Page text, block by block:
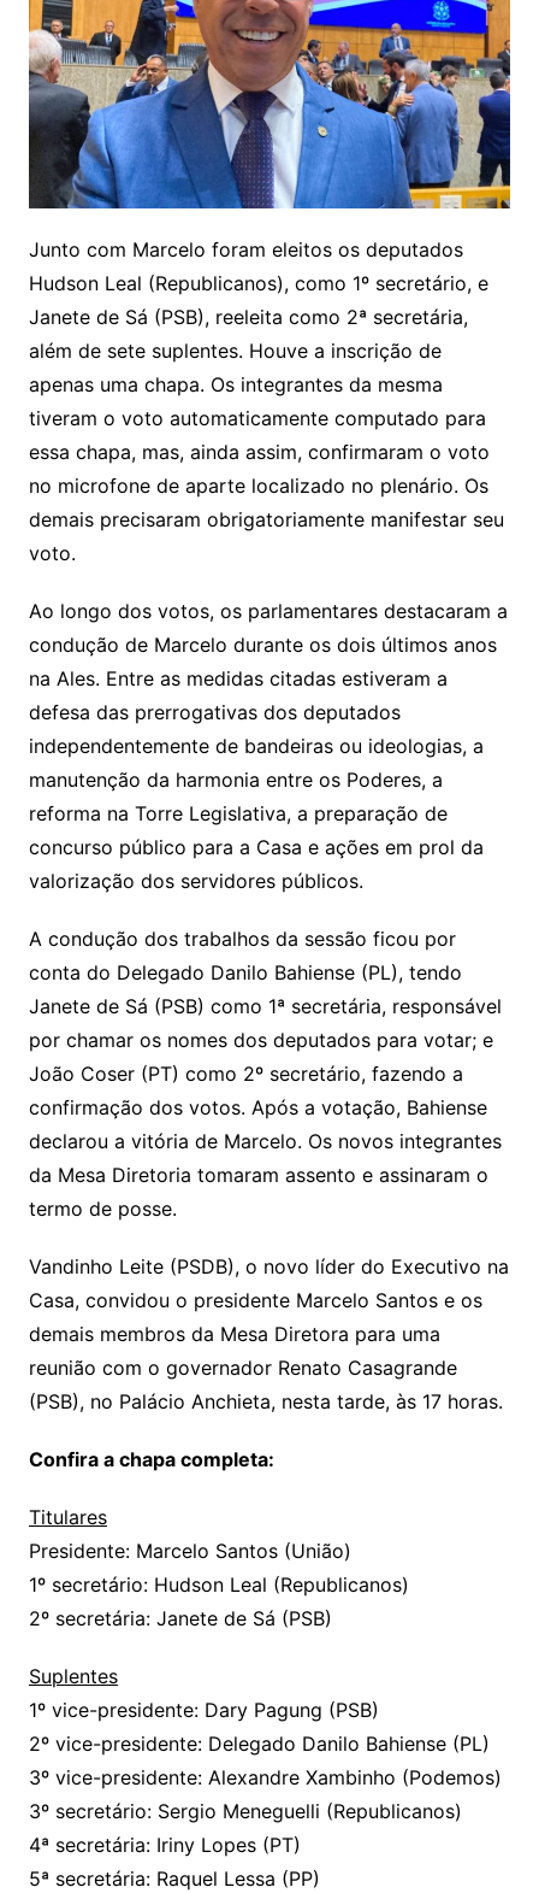
Junto com Marcelo foram eleitos os deputados
Hudson Leal (Republicanos), como 1º secretário, e
Janete de Sá (PSB), reeleita como 2ª secretária,
além de sete suplentes. Houve a inscrição de
apenas uma chapa. Os integrantes da mesma
tiveram o voto automaticamente computado para
essa chapa, mas, ainda assim, confirmaram o voto
no microfone de aparte localizado no plenário. Os
demais precisaram obrigatoriamente manifestar seu
voto.
Ao longo dos votos, os parlamentares destacaram a
condução de Marcelo durante os dois últimos anos
na Ales. Entre as medidas citadas estiveram a
defesa das prerrogativas dos deputados
independentemente de bandeiras ou ideologias, a
manutenção da harmonia entre os Poderes, a
reforma na Torre Legislativa, a preparação de
concurso público para a Casa e ações em prol da
valorização dos servidores públicos.
A condução dos trabalhos da sessão ficou por
conta do Delegado Danilo Bahiense (PL), tendo
Janete de Sá (PSB) como 1ª secretária, responsável
por chamar os nomes dos deputados para votar; e
João Coser (PT) como 2º secretário, fazendo a
confirmação dos votos. Após a votação, Bahiense
declarou a vitória de Marcelo. Os novos integrantes
da Mesa Diretoria tomaram assento e assinaram o
termo de posse.
Vandinho Leite (PSDB), o novo líder do Executivo na
Casa, convidou o presidente Marcelo Santos e os
demais membros da Mesa Diretora para uma
reunião com o governador Renato Casagrande
(PSB), no Palácio Anchieta, nesta tarde, às 17 horas.
Confira a chapa completa:
Titulares
Presidente: Marcelo Santos (União)
1º secretário: Hudson Leal (Republicanos)
2º secretária: Janete de Sá (PSB)
Suplentes
1º vice-presidente: Dary Pagung (PSB)
2º vice-presidente: Delegado Danilo Bahiense (PL)
3º vice-presidente: Alexandre Xambinho (Podemos)
3º secretário: Sergio Meneguelli (Republicanos)
4ª secretária: Iriny Lopes (PT)
5ª secretária: Raquel Lessa (PP)